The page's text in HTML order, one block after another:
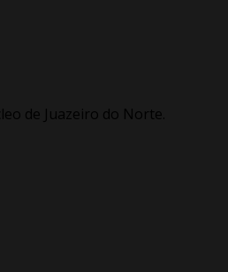
de Juazeiro do Norte.